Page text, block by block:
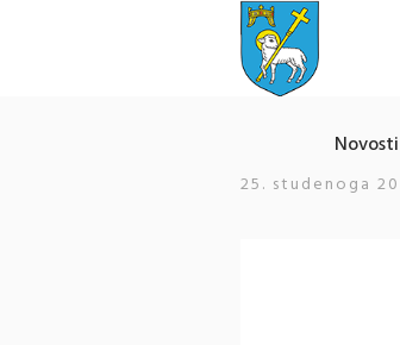
Novosti
25. studenoga